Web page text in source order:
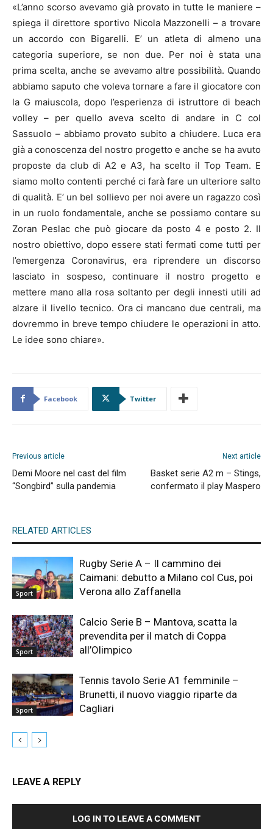
«L’anno scorso avevamo già provato in tutte le maniere –
spiega il direttore sportivo Nicola Mazzonelli – a trovare
un accordo con Bigarelli. E’ un atleta di almeno una
categoria superiore, se non due. Per noi è stata una
prima scelta, anche se avevamo altre possibilità. Quando
abbiamo saputo che voleva tornare a fare il giocatore con
la G maiuscola, dopo l’esperienza di istruttore di beach
volley – per quello aveva scelto di andare in C col
Sassuolo – abbiamo provato subito a chiudere. Luca era
già a conoscenza del nostro progetto e anche se ha avuto
proposte da club di A2 e A3, ha scelto il Top Team. E
siamo molto contenti perché ci farà fare un ulteriore salto
di qualità. E’ un bel sollievo per noi avere un ragazzo così
in un ruolo fondamentale, anche se possiamo contare su
Zoran Peslac che può giocare da posto 4 e posto 2. Il
nostro obiettivo, dopo essere stati fermati come tutti per
l’emergenza Coronavirus, era riprendere un discorso
lasciato in sospeso, continuare il nostro progetto e
mettere mano alla rosa soltanto per degli innesti utili ad
alzare il livello tecnico. Ora ci mancano due centrali, ma
dovremmo in breve tempo chiudere le operazioni in atto.
Le idee sono chiare».
Facebook Twitter
Previous article
Demi Moore nel cast del film
“Songbird” sulla pandemia
Next article
Basket serie A2 m – Stings,
confermato il play Maspero
RELATED ARTICLES
Sport
Rugby Serie A – Il cammino dei
Caimani: debutto a Milano col Cus, poi
Verona allo Zaffanella
Sport
Calcio Serie B – Mantova, scatta la
prevendita per il match di Coppa
all’Olimpico
Sport
Tennis tavolo Serie A1 femminile –
Brunetti, il nuovo viaggio riparte da
Cagliari
LEAVE A REPLY
LOG IN TO LEAVE A COMMENT